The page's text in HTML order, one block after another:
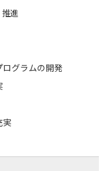
進
グラムの開発
実